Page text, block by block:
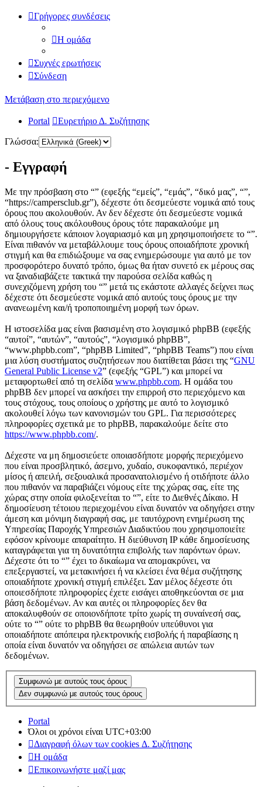
Γρήγορες συνδέσεις
Η ομάδα
Συχνές ερωτήσεις
Σύνδεση
Μετάβαση στο περιεχόμενο
Portal Ευρετήριο Δ. Συζήτησης
Γλώσσα:
- Εγγραφή
Με την πρόσβαση στο “” (εφεξής “εμείς”, “εμάς”, “δικό μας”, “”,
“https://campersclub.gr”), δέχεστε ότι δεσμεύεστε νομικά από τους
όρους που ακολουθούν. Αν δεν δέχεστε ότι δεσμεύεστε νομικά
από όλους τους ακόλουθους όρους τότε παρακαλούμε μη
δημιουργήσετε κάποιον λογαριασμό και μη χρησιμοποιήσετε το “”.
Είναι πιθανόν να μεταβάλλουμε τους όρους οποιαδήποτε χρονική
στιγμή και θα επιδιώξουμε να σας ενημερώσουμε για αυτό με τον
προσφορότερο δυνατό τρόπο, όμως θα ήταν συνετό εκ μέρους σας
να ξαναδιαβάζετε τακτικά την παρούσα σελίδα καθώς η
συνεχιζόμενη χρήση του “” μετά τις εκάστοτε αλλαγές δείχνει πως
δέχεστε ότι δεσμεύεστε νομικά από αυτούς τους όρους με την
ανανεωμένη και/ή τροποποιημένη μορφή των όρων.
Η ιστοσελίδα μας είναι βασισμένη στο λογισμικό phpBB (εφεξής
“αυτοί”, “αυτών”, “αυτούς”, “λογισμικό phpBB”,
“www.phpbb.com”, “phpBB Limited”, “phpBB Teams”) που είναι
μια λύση συστήματος συζητήσεων που διατίθεται βάσει της “GNU
General Public License v2” (εφεξής “GPL”) και μπορεί να
μεταφορτωθεί από τη σελίδα www.phpbb.com. Η ομάδα του
phpBB δεν μπορεί να ασκήσει την επιρροή στο περιεχόμενο και
τους στόχους, τους οποίους ο χρήστης με αυτό το λογισμικό
ακολουθεί λόγω των κανονισμών του GPL. Για περισσότερες
πληροφορίες σχετικά με το phpBB, παρακαλούμε δείτε στο
https://www.phpbb.com/.
Δέχεστε να μη δημοσιεύετε οποιασδήποτε μορφής περιεχόμενο
που είναι προσβλητικό, άσεμνο, χυδαίο, συκοφαντικό, περιέχον
μίσος ή απειλή, σεξουαλικά προσανατολισμένο ή οτιδήποτε άλλο
που πιθανόν να παραβιάζει νόμους είτε της χώρας σας, είτε της
χώρας στην οποία φιλοξενείται το “”, είτε το Διεθνές Δίκαιο. Η
δημοσίευση τέτοιου περιεχομένου είναι δυνατόν να οδηγήσει στην
άμεση και μόνιμη διαγραφή σας, με ταυτόχρονη ενημέρωση της
Υπηρεσίας Παροχής Υπηρεσιών Διαδικτύου που χρησιμοποιείτε
εφόσον κρίνουμε απαραίτητο. Η διεύθυνση IP κάθε δημοσίευσης
καταγράφεται για τη δυνατότητα επιβολής των παρόντων όρων.
Δέχεστε ότι το “” έχει το δικαίωμα να απομακρύνει, να
επεξεργαστεί, να μετακινήσει ή να κλείσει ένα θέμα συζήτησης
οποιαδήποτε χρονική στιγμή επιλέξει. Σαν μέλος δέχεστε ότι
οποιεσδήποτε πληροφορίες έχετε εισάγει αποθηκεύονται σε μια
βάση δεδομένων. Αν και αυτές οι πληροφορίες δεν θα
αποκαλυφθούν σε οποιονδήποτε τρίτο χωρίς τη συναίνεσή σας,
ούτε το “” ούτε το phpBB θα θεωρηθούν υπεύθυνοι για
οποιαδήποτε απόπειρα ηλεκτρονικής εισβολής ή παραβίασης η
οποία είναι δυνατόν να οδηγήσει σε απώλεια αυτών των
δεδομένων.
Portal
Όλοι οι χρόνοι είναι UTC+03:00
Διαγραφή όλων των cookies Δ. Συζήτησης
Η ομάδα
Επικοινωνήστε μαζί μας